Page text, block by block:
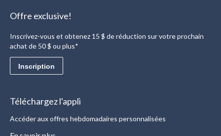
Offre exclusive!
Inscrivez-vous et obtenez 15 $ de réduction sur votre prochain
achat de 50 $ ou plus*
Inscription
Téléchargez l'appli
Accéder aux offres hebdomadaires personnalisées